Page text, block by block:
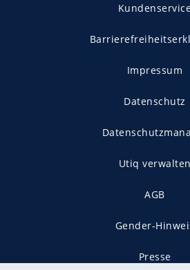
Impressum
Datenschutz
Utiq verwalten
AGB
Gender-
Presse